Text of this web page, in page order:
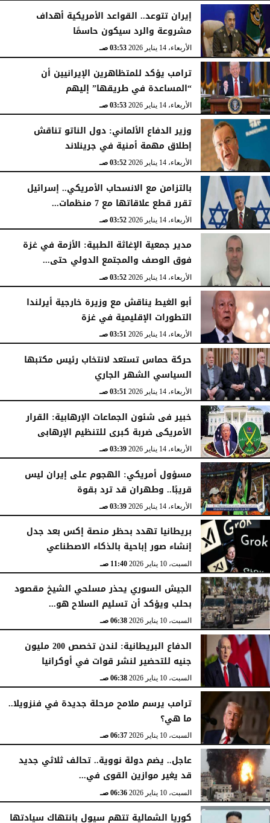
إيران تتوعد.. القواعد الأمريكية أهداف
مشروعة والرد سيكون حاسمًا
الأربعاء، 14 يناير 2026 03:53 صـ
ترامب يؤكد للمتظاهرين الإيرانيين أن
“المساعدة في طريقها” إليهم
الأربعاء، 14 يناير 2026 03:53 صـ
وزير الدفاع الألماني: دول الناتو تناقش
إطلاق مهمة أمنية في جرينلاند
الأربعاء، 14 يناير 2026 03:52 صـ
بالتزامن مع الانسحاب الأمريكي.. إسرائيل
تقرر قطع علاقاتها مع 7 منظمات...
الأربعاء، 14 يناير 2026 03:52 صـ
مدير جمعية الإغاثة الطبية: الأزمة في غزة
فوق الوصف والمجتمع الدولي حتى...
الأربعاء، 14 يناير 2026 03:52 صـ
أبو الغيط يناقش مع وزيرة خارجية أيرلندا
التطورات الإقليمية في غزة
الأربعاء، 14 يناير 2026 03:51 صـ
حركة حماس تستعد لانتخاب رئيس مكتبها
السياسي الشهر الجاري
الأربعاء، 14 يناير 2026 03:51 صـ
خبير فى شئون الجماعات الإرهابية: القرار
الأمريكى ضربة كبرى للتنظيم الإرهابى
الأربعاء، 14 يناير 2026 03:39 صـ
مسؤول أمريكي: الهجوم على إيران ليس
قريبًا.. وطهران قد ترد بقوة
الأربعاء، 14 يناير 2026 03:39 صـ
بريطانيا تهدد بحظر منصة إكس بعد جدل
إنشاء صور إباحية بالذكاء الاصطناعي
السبت، 10 يناير 2026 11:40 صـ
الجيش السوري يحذر مسلحي الشيخ مقصود
بحلب ويؤكد أن تسليم السلاح هو...
السبت، 10 يناير 2026 06:38 صـ
الدفاع البريطانية: لندن تخصص 200 مليون
جنيه للتحضير لنشر قوات في أوكرانيا
السبت، 10 يناير 2026 06:38 صـ
ترامب يرسم ملامح مرحلة جديدة في فنزويلا..
ما هي؟
السبت، 10 يناير 2026 06:37 صـ
عاجل.. يضم دولة نووية.. تحالف ثلاثي جديد
قد يغير موازين القوى في...
السبت، 10 يناير 2026 06:36 صـ
كوريا الشمالية تتهم سيول بانتهاك سيادتها